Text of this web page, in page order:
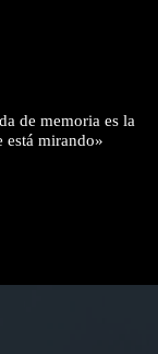
de memoria es la
está mirando»